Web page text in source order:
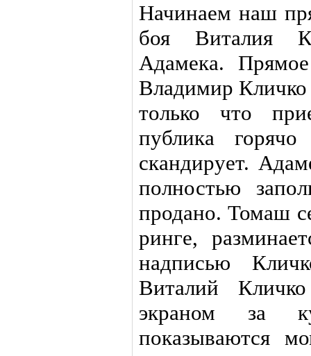
Начинаем наш
боя Виталия
Адамека.
Владимир Кличко
только что
публика
скандирует.
полностью
продано. Томаш
ринге,
надписью
Виталий
экраном за
показываются